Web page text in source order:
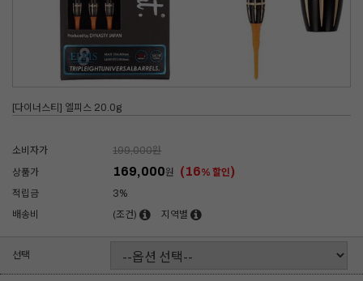
[다이너스티] 엘피스 20.0g
소비자가 199,000원
상품가
169,000원 (16% 할인)
적립금
3%
배송비
(조건) 지역별
선택